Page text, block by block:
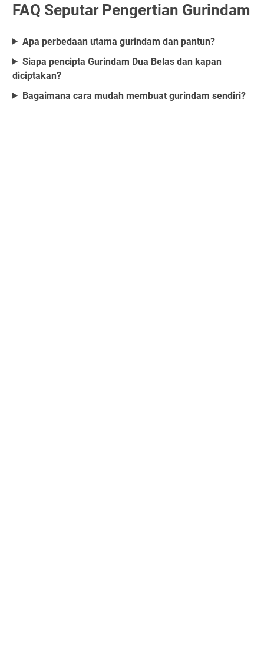
FAQ Seputar Pengertian Gurindam
Apa perbedaan utama gurindam dan pantun?
Siapa pencipta Gurindam Dua Belas dan kapan
diciptakan?
Bagaimana cara mudah membuat gurindam sendiri?